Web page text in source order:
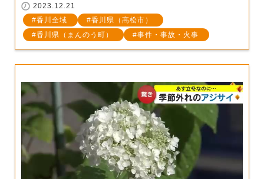
2023.12.21
香川全域
香川県（高松市）
香川県（まんのう町）
事件・事故・火事